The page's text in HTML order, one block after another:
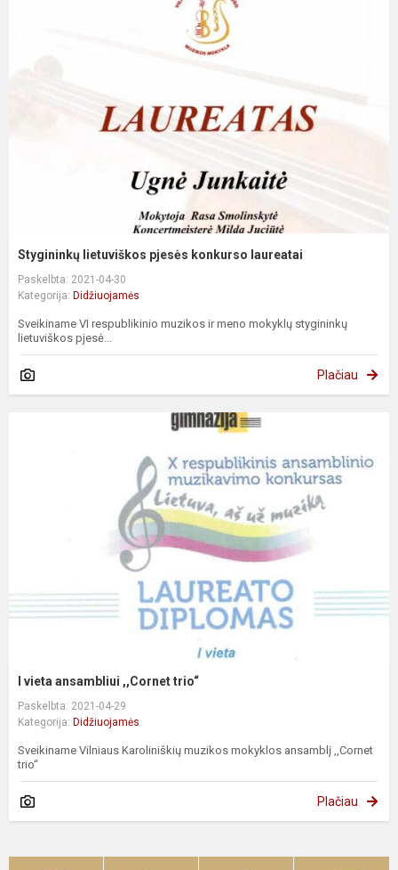
Stygininkų lietuviškos pjesės konkurso laureatai
Paskelbta: 2021-04-30
Kategorija: Didžiuojamės
Sveikiname VI respublikinio muzikos ir meno mokyklų stygininkų
lietuviškos pjesė...
Plačiau
I vieta ansambliui ,,Cornet trio“
Paskelbta: 2021-04-29
Kategorija: Didžiuojamės
Sveikiname Vilniaus Karoliniškių muzikos mokyklos ansamblį ,,Cornet
trio“
Plačiau